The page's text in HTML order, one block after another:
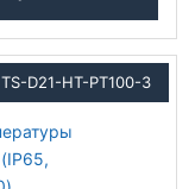
TS-D21-HT-PT100-3